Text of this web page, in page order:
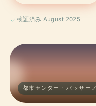
検証済み August 2025
都市センター · バッサー